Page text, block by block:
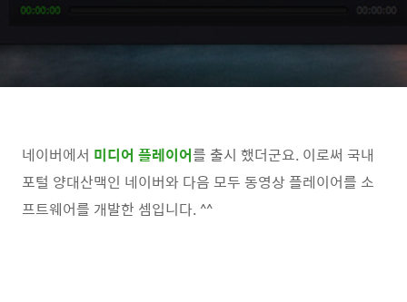
네이버에서 미디어 플레이어를 출시 했더군요. 이로써 국내
포털 양대산맥인 네이버와 다음 모두 동영상 플레이어를 소
프트웨어를 개발한 셈입니다. ^^